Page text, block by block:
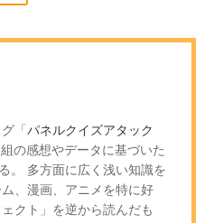
「 パネルクイズアタック
の感想やデータに基づいた
。 多方面に広く浅い知識を
、漫画、アニメを特に好
クト」を逆から読んだも